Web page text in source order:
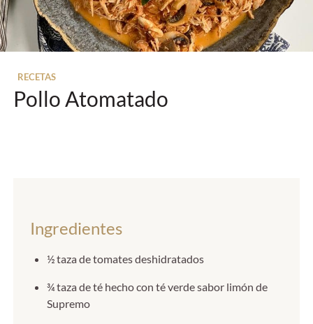
RECETAS
Pollo Atomatado
Ingredientes
½ taza de tomates deshidratados
¾ taza de té hecho con té verde sabor limón de
Supremo